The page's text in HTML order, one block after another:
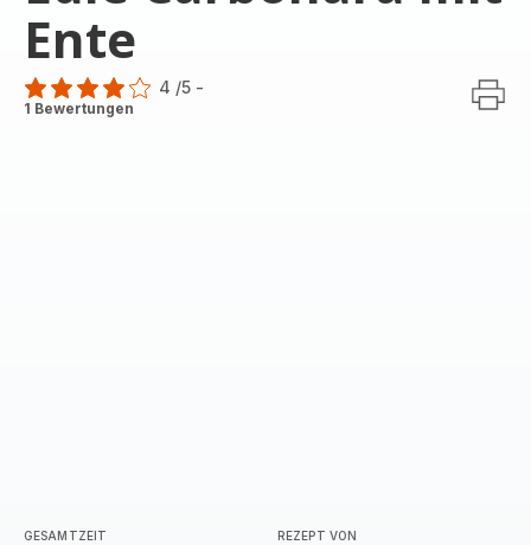
Ente
Bewertung
4 /5 -
1 Bewertungen
GESAMTZEIT REZEPT VON